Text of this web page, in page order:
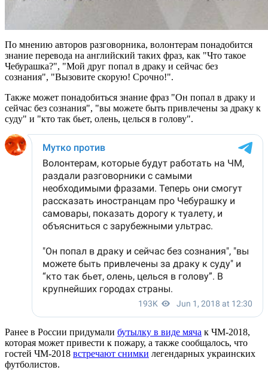
По мнению авторов разговорника, волонтерам понадобится
знание перевода на английский таких фраз, как "Что такое
Чебурашка?", "Мой друг попал в драку и сейчас без
сознания", "Вызовите скорую! Срочно!".
Также может понадобиться знание фраз "Он попал в драку и
сейчас без сознания", "вы можете быть привлечены за драку к
суду" и "кто так бьет, олень, целься в голову".
Ранее в России придумали бутылку в виде мяча к ЧМ-2018,
которая может привести к пожару, а также сообщалось, что
гостей ЧМ-2018 встречают снимки легендарных украинских
футболистов.